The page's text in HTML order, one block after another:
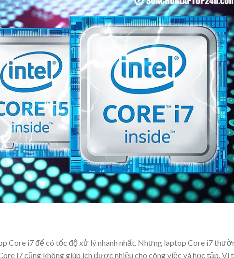
Core i7 để có tốc độ xử lý nhanh nhất. Nhưng laptop Core i7
i7 cũng không giúp ích được nhiều cho công việc và học tập. Vì